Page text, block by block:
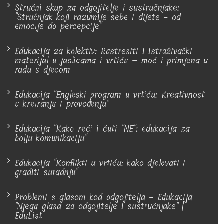
Stručni skup za odgojitelje i sustručnjake:
"Stručnjak koji razumije sebe i dijete - od
emocije do percepcije"
Edukacija za kolektiv: Rastresiti i istraživački
materijal u jaslicama i vrtiću – moć i primjena u
radu s djecom
Edukacija "Engleski program u vrtiću: Kreativnost
u kreiranju i provođenju"
Edukacija "Kako reći i čuti "NE": edukacija za
bolju komunikaciju"
Edukacija "Konflikti u vrtiću: kako djelovati i
graditi suradnju"
Problemi s glasom kod odgojitelja - Edukacija
"Njega glasa za odgojitelje i sustručnjake" |
EduList